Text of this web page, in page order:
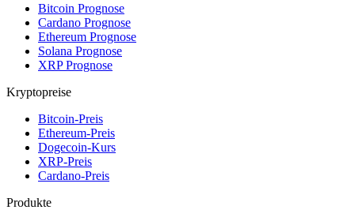
Bitcoin Prognose
Cardano Prognose
Ethereum Prognose
Solana Prognose
XRP Prognose
Kryptopreise
Bitcoin-Preis
Ethereum-Preis
Dogecoin-Kurs
XRP-Preis
Cardano-Preis
Produkte